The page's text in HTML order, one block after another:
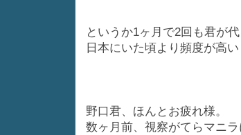
というか1ヶ月で2回も君が
日本にいた頃より頻度が高い
野口君、ほんとお疲れ様。
数ヶ月前、視察がてらマニ